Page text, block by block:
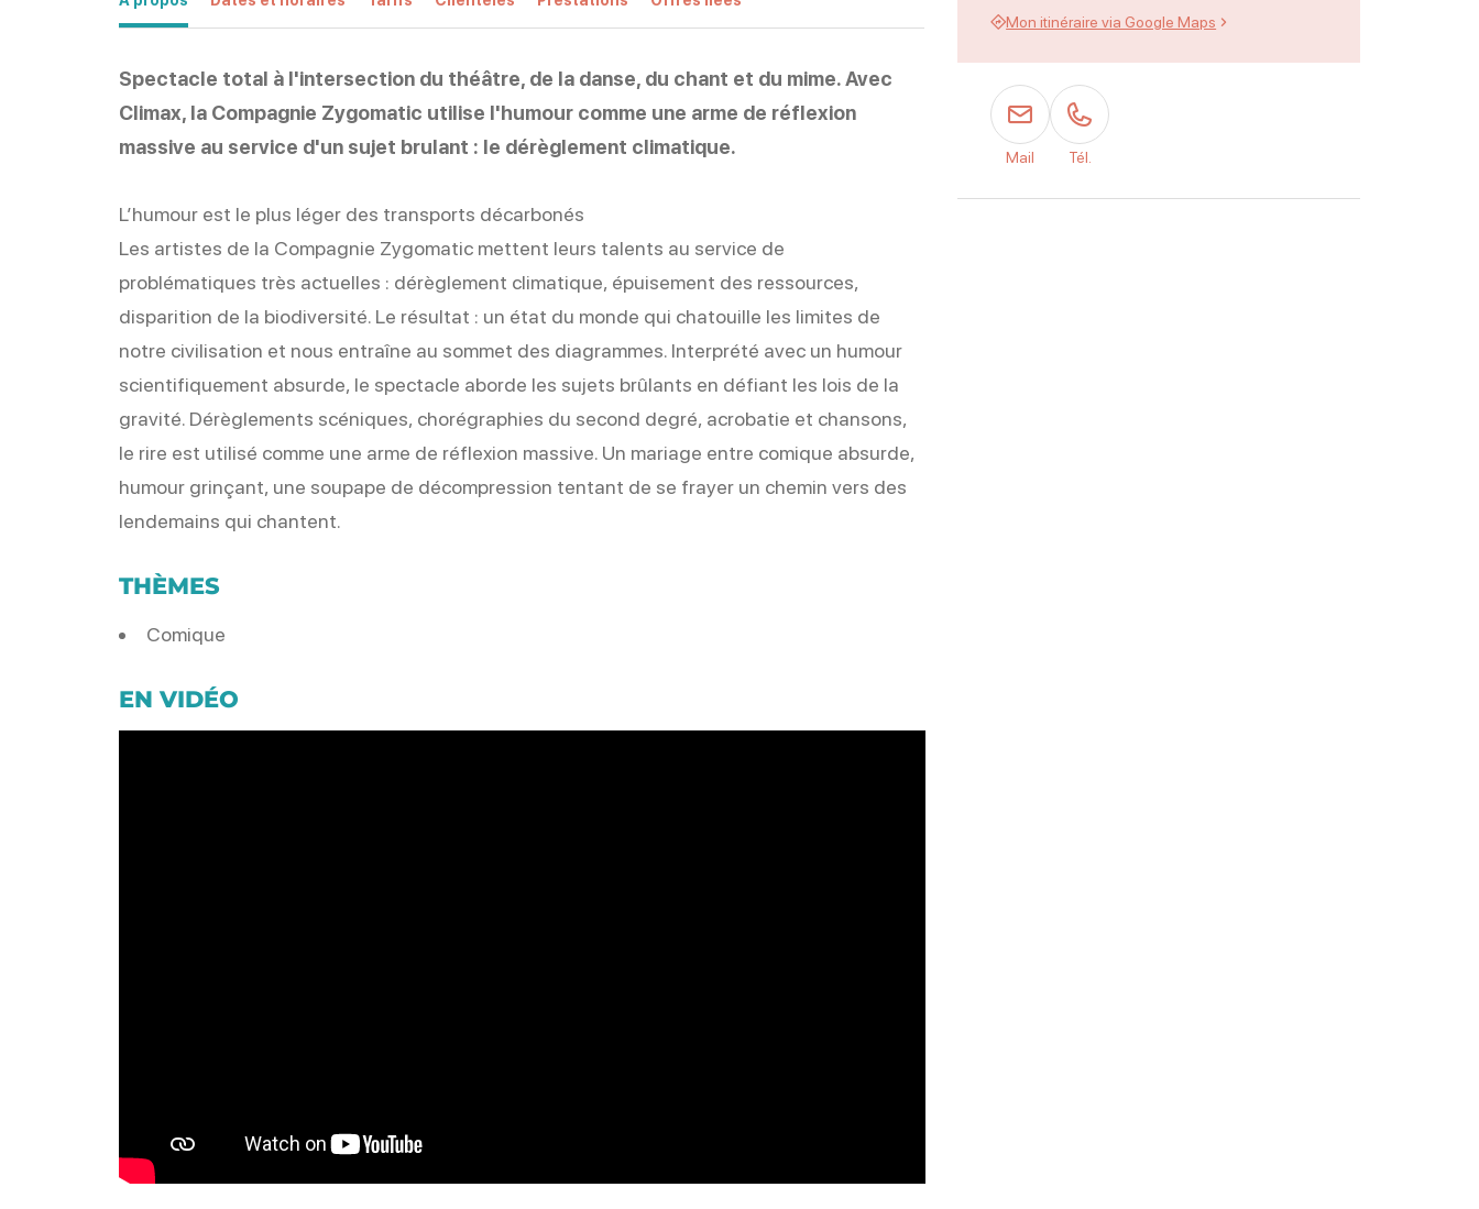
Spectacle total à l'intersection du théâtre, de la danse, du chant et du mime. Avec
Climax, la Compagnie Zygomatic utilise l'humour comme une arme de réflexion
massive au service d'un sujet brulant : le dérèglement climatique.
L’humour est le plus léger des transports décarbonés
Les artistes de la Compagnie Zygomatic mettent leurs talents au service de
problématiques très actuelles : dérèglement climatique, épuisement des ressources,
disparition de la biodiversité. Le résultat : un état du monde qui chatouille les limites de
notre civilisation et nous entraîne au sommet des diagrammes. Interprété avec un humour
scientifiquement absurde, le spectacle aborde les sujets brûlants en défiant les lois de la
gravité. Dérèglements scéniques, chorégraphies du second degré, acrobatie et chansons,
le rire est utilisé comme une arme de réflexion massive. Un mariage entre comique absurde,
humour grinçant, une soupape de décompression tentant de se frayer un chemin vers des
lendemains qui chantent.
THÈMES
Comique
EN VIDÉO
Mon itinéraire via Google Maps
Mail Tél.